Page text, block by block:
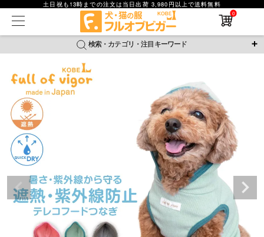
土日祝も13時までの注文は当日出荷 3,980円以上で送料無料
0
検索・カテゴリ・注目キーワード
ジャージ 防蚊 撥水レイン ラッシュガード
背中開きアイテム
新作アイテム
ご利用ガイド
詳細検索
在庫なし商品
在庫なし商品を表示しない
新着順
価格が安い順
価格が高い順
レビュー数順